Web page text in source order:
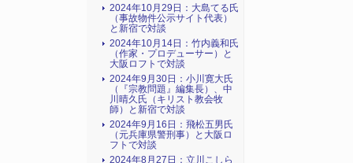
2024年10月29日：大島てる氏
（事故物件公示サイト代表）
と新宿で対談
2024年10月14日：竹内義和氏
（作家・プロデューサー）と
大阪ロフトで対談
2024年9月30日：小川寛大氏
（『宗教問題』編集長）、中
川晴久氏（キリスト教会牧
師）と新宿で対談
2024年9月16日：飛松五男氏
（元兵庫県警刑事）と大阪ロ
フトで対談
2024年8月27日：立川こしら